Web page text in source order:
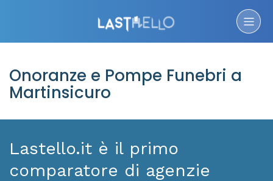
Onoranze e Pompe Funebri a
Martinsicuro
Lastello.it è il primo
comparatore di agenzie